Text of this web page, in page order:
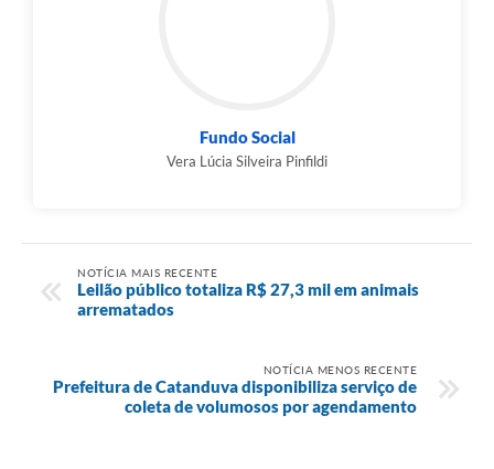
Fundo Social
Vera Lúcia Silveira Pinfildi
NOTÍCIA MAIS RECENTE
Leilão público totaliza R$ 27,3 mil em animais
arrematados
NOTÍCIA MENOS RECENTE
Prefeitura de Catanduva disponibiliza serviço de
coleta de volumosos por agendamento